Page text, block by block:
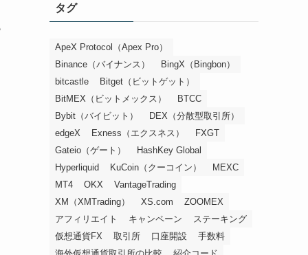
タグ
ApeX Protocol（Apex Pro）
Binance（バイナンス）
BingX（Bingbon）
bitcastle
Bitget（ビットゲット）
BitMEX（ビットメックス）
BTCC
Bybit（バイビット）
DEX（分散型取引所）
edgeX
Exness（エクスネス）
FXGT
Gateio（ゲート）
HashKey Global
Hyperliquid
KuCoin（クーコイン）
MEXC
MT4
OKX
VantageTrading
XM（XMTrading）
XS.com
ZOOMEX
アフィリエイト
キャンペーン
ステーキング
仮想通貨FX
取引所 口座開設
手数料